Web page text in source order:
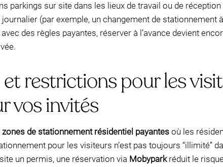
parkings sur site dans les lieux de travail ou de
(par exemple, un changement de stationnement
des règles payantes, réserver à l’avance devient
restrictions pour les
vos invités
zones de stationnement résidentiel payantes où les
pour les visiteurs n’est pas toujours “illimité”
un permis, une réservation via Mobyparkréduit le